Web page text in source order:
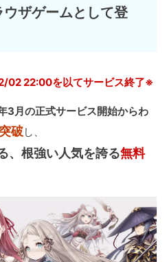
ザゲームとして登
02 22:00を以てサービス終了※
3月の正式サービス開始からわ
破し、
、根強い人気を誇る無料